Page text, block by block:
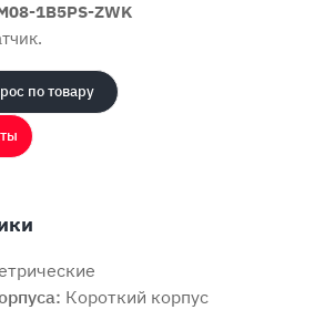
1B5PS-ZWK
по товару
Короткий корпус